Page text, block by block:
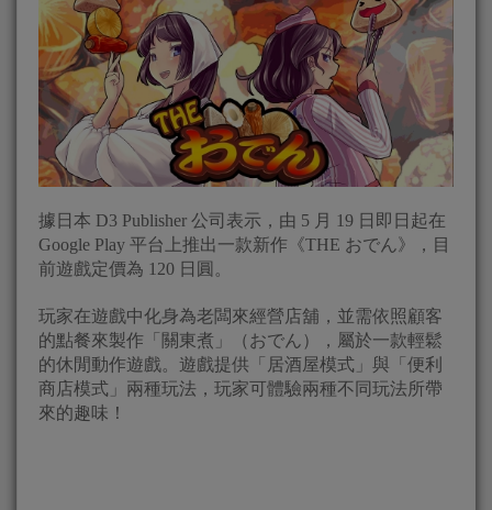
據日本 D3 Publisher 公司表示，由 5 月 19 日即日起在
Google Play 平台上推出一款新作《THE おでん》，目
前遊戲定價為 120 日圓。
玩家在遊戲中化身為老闆來經營店舖，並需依照顧客
的點餐來製作「關東煮」（おでん），屬於一款輕鬆
的休閒動作遊戲。遊戲提供「居酒屋模式」與「便利
商店模式」兩種玩法，玩家可體驗兩種不同玩法所帶
來的趣味！